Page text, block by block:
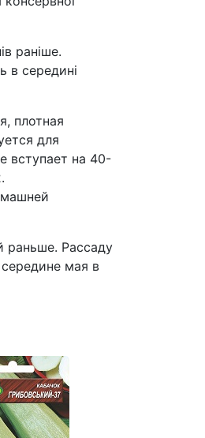
раніше.
в середині
плотная
для
вступает на 40-
Рассаду
мая в